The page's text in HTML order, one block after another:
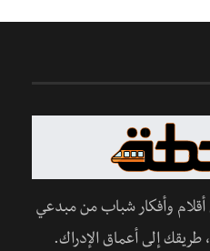
أقلام وأفكار شباب من مبدعي
طريقك إلى أعماق الإدراك.